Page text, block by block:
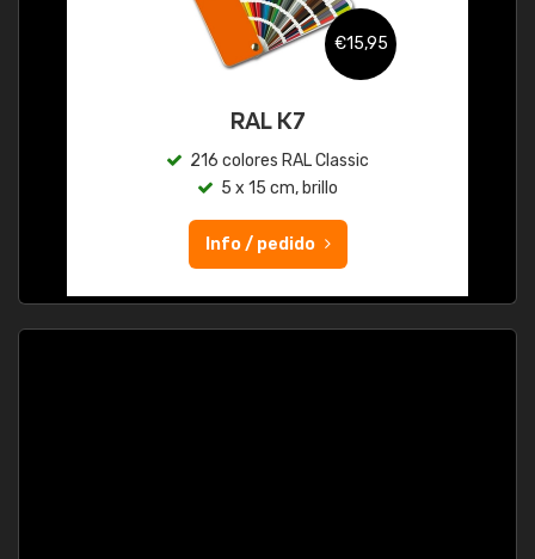
€15,95
RAL K7
216 colores RAL Classic
5 x 15 cm, brillo
Info / pedido